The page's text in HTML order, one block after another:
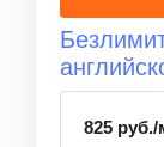
825 руб./